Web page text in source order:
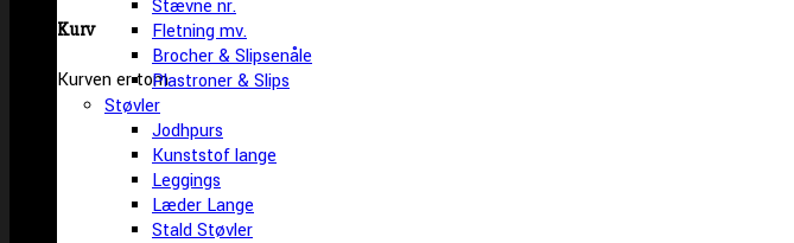
Kurv
Kurven er tom
Stævne nr.
Fletning mv.
Brocher & Slipsenåle
Plastroner & Slips
Støvler
Jodhpurs
Kunststof lange
Leggings
Læder Lange
Stald Støvler